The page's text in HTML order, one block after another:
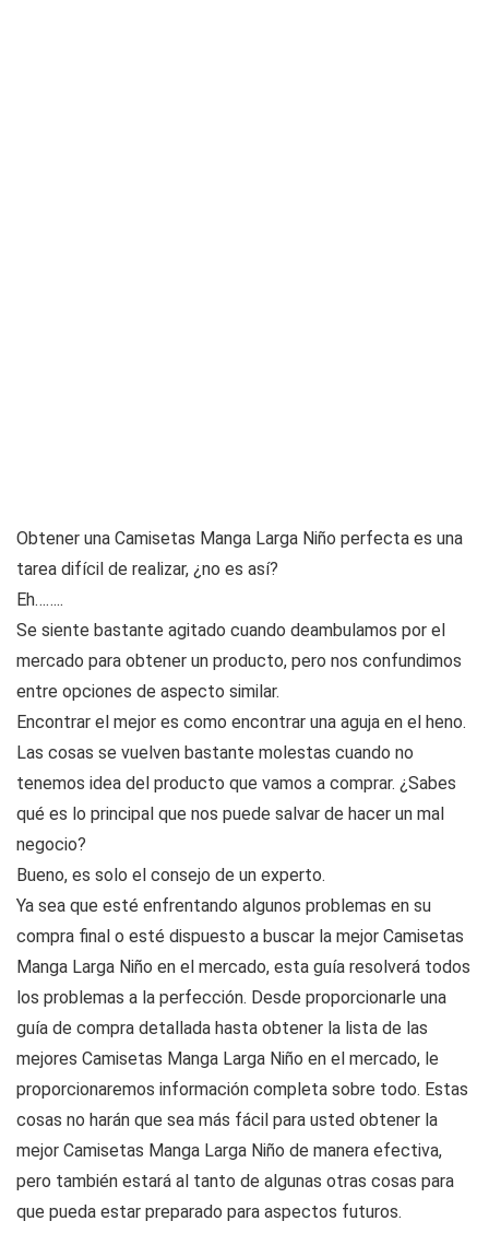
Obtener una Camisetas Manga Larga Niño perfecta es una
tarea difícil de realizar, ¿no es así?
Eh……..
Se siente bastante agitado cuando deambulamos por el
mercado para obtener un producto, pero nos confundimos
entre opciones de aspecto similar.
Encontrar el mejor es como encontrar una aguja en el heno.
Las cosas se vuelven bastante molestas cuando no
tenemos idea del producto que vamos a comprar. ¿Sabes
qué es lo principal que nos puede salvar de hacer un mal
negocio?
Bueno, es solo el consejo de un experto.
Ya sea que esté enfrentando algunos problemas en su
compra final o esté dispuesto a buscar la mejor Camisetas
Manga Larga Niño en el mercado, esta guía resolverá todos
los problemas a la perfección. Desde proporcionarle una
guía de compra detallada hasta obtener la lista de las
mejores Camisetas Manga Larga Niño en el mercado, le
proporcionaremos información completa sobre todo. Estas
cosas no harán que sea más fácil para usted obtener la
mejor Camisetas Manga Larga Niño de manera efectiva,
pero también estará al tanto de algunas otras cosas para
que pueda estar preparado para aspectos futuros.